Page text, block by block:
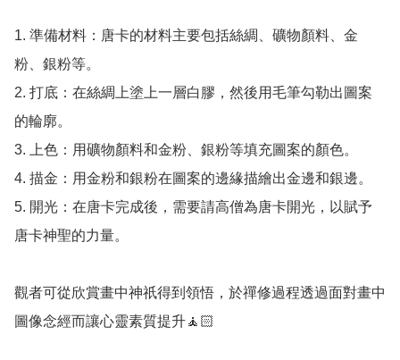
1. 準備材料：唐卡的材料主要包括絲綢、礦物顏料、金
粉、銀粉等。
2. 打底：在絲綢上塗上一層白膠，然後用毛筆勾勒出圖案
的輪廓。
3. 上色：用礦物顏料和金粉、銀粉等填充圖案的顏色。
4. 描金：用金粉和銀粉在圖案的邊緣描繪出金邊和銀邊。
5. 開光：在唐卡完成後，需要請高僧為唐卡開光，以賦予
唐卡神聖的力量。
觀者可從欣賞畫中神祇得到領悟，於禪修過程透過面對畫中